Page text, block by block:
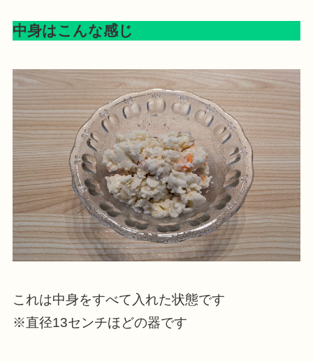
中身はこんな感じ
これは中身をすべて入れた状態です
※直径13センチほどの器です